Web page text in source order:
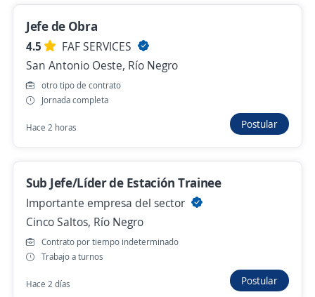
Importante empresa del sector
Viedma, Río Negro
$ 1.400.000,00 (Mensual)
Ayer
Ejecutivo de ventas en calle
Viedma, Río Negro
Administrativa Contable
Bariloche, Río Negro
Jefe de Obra
4.5
FAF SERVICES
San Antonio Oeste, Río Negro
otro tipo de contrato
Jornada completa
Hace 2 horas Postular
Sub Jefe/Líder de Estación Trainee
Importante empresa del sector
Cinco Saltos, Río Negro
Contrato por tiempo indeterminado
Trabajo a turnos
Hace 2 días Postular